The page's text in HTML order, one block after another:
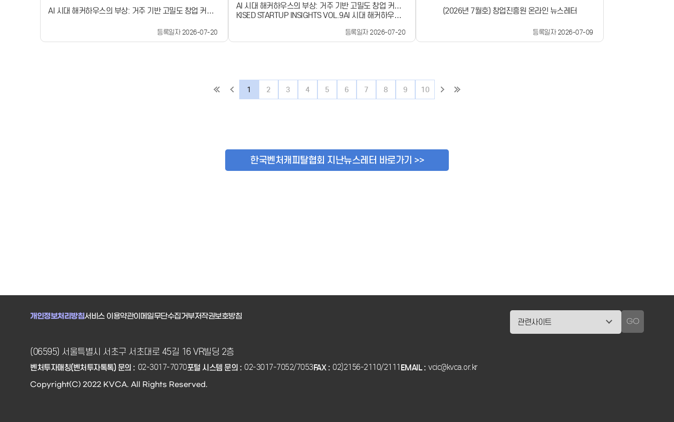
양국 중소·벤처기업 및 스타트업 지원정책의 협력 관계가
트업이 브라질을 비롯한 남미 시장에서 새로운 성장 동력
을 확보할 수 있도록 실질적인 정책 지원을 아끼지 않겠
Founder 펀드 운용사, 재외국민, 현지 유학생, 한인 VC
획 발표, K-Founder 펀드 출범식, 한인 선배 창업가의 진
출 경험 공유, 질의응답 등-----------------------------
(Osteogene tech) 오선호 공동설립자, 닷(Dot) 김주윤
한인 선배 창업가와 현지 투자사 등이 참여하는 전문 멘토
매출 창출 및 해외 투자유치를 경험한 선배 창업가와현지
진출전략 수립, 사업화 및 투자유치를 전문적으로 지원하
는 AC·VC 등으로 구성K-스타트업센터(KSC) 등 중기부 해
외 거점을 활용해 법·규제, 시장 동향 등 현지 정보를 제공
하고,기술 실증, 사업 파트너 발굴, 투자유치 등을 연계하
등· (주요내용) ➊선배 창업가의 창업 경험과 노하우 공유
----------------------------------------------------
--------- 이번 ‘파운더스 서클’은 ‘모두의 창업’ 도전자들
아가는 길로 만들어가기 위해, 창업 생태계 구성원들이 지
속적으로 소통·교류하는 ‘모두의 창업 커뮤니티’를 확장해
나갈 계획입니다. ‘서울로보틱스(자율주행)’, ‘스푼랩스(미
험을 들려줍니다.이어지는 2부에서는 선배 창업가 1명과
AI 시대 해커하우스의 부상: 거주 기반 고밀도 창업 커뮤니
등록일자 2026-07-20
AI 시대 해커하우스의 부상: 거주 기반 고밀도 창업 커뮤니
티의 확장과 시사점
KISED STARTUP INSIGHTS VOL.9AI 시대 해커하우스의
국 샌프란시스코를 중심으로 창업활동과 거주를 결합한
해커하우스의 확산생활과 창업이 하나로 연결되는 AI 시
등록일자 2026-07-20
(2026년 7월호) 창업진흥원 온라인 뉴스레터
등록일자 2026-07-09
1 2 3 4 5 6 7 8 9 10
한국벤처캐피탈협회 지난뉴스레터 바로가기 >>
개인정보처리방침서비스 이용약관이메일무단수집거부저작권보호방침
GO
(06595) 서울특별시 서초구 서초대로 45길 16 VR빌딩 2층
벤처투자매칭(벤처투자톡톡) 문의 : 02-3017-7070포털 시스템 문의 : 02-3017-7052/7053FAX : 02)2156-2110/2111 EMAIL : vcic@kvca.or.kr
Copyright(C) 2022 KVCA. All Rights Reserved.